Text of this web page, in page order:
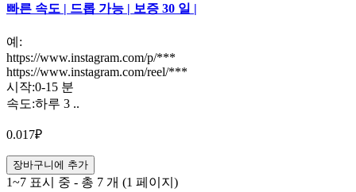
빠른 속도 | 드롭 가능 | 보증 30 일 |
예:
https://www.instagram.com/p/***
https://www.instagram.com/reel/***
시작:0-15 분
속도:하루 3 ..
0.017₽
장바구니에 추가
1~7 표시 중 - 총 7 개 (1 페이지)